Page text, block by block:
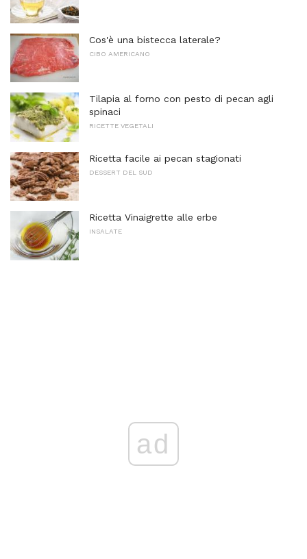
Cos'è una bistecca laterale?
CIBO AMERICANO
Tilapia al forno con pesto di pecan agli
spinaci
RICETTE VEGETALI
Ricetta facile ai pecan stagionati
DESSERT DEL SUD
Ricetta Vinaigrette alle erbe
INSALATE
ad